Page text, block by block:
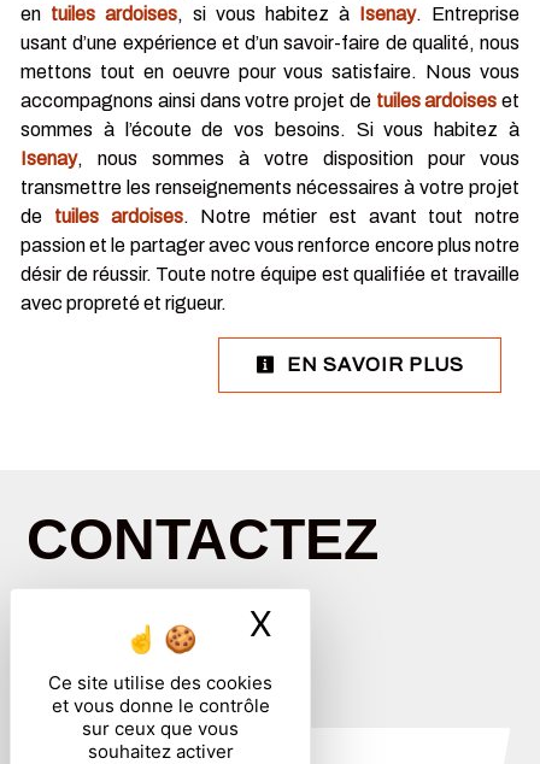
Ce site utilise des cookies
et vous donne le contrôle
sur ceux que vous
souhaitez activer
X
en tuiles ardoises, si vous habitez à Isenay. Entreprise
usant d’une expérience et d’un savoir-faire de qualité, nous
mettons tout en oeuvre pour vous satisfaire. Nous vous
accompagnons ainsi dans votre projet de tuiles ardoises et
sommes à l’écoute de vos besoins. Si vous habitez à
Isenay, nous sommes à votre disposition pour vous
transmettre les renseignements nécessaires à votre projet
de tuiles ardoises. Notre métier est avant tout notre
passion et le partager avec vous renforce encore plus notre
désir de réussir. Toute notre équipe est qualifiée et travaille
avec propreté et rigueur.
EN SAVOIR PLUS
CONTACTEZ
NOUS